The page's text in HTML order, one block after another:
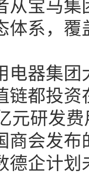
从宝马
体系，
器集团
链都投资
元研发费
会发布
德企计